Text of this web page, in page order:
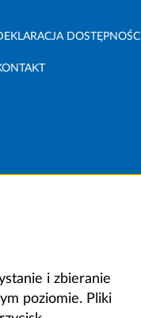
DOSTĘPNOŚCI
i zbieranie
poziomie. Pliki